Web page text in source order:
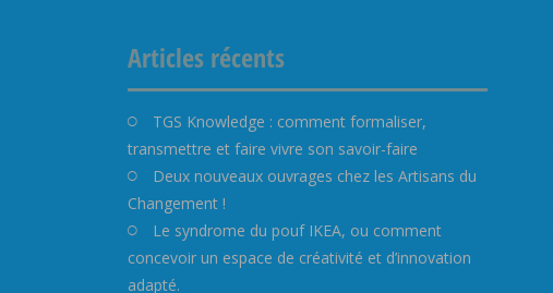
Articles récents
TGS Knowledge : comment formaliser,
transmettre et faire vivre son savoir-faire
Deux nouveaux ouvrages chez les Artisans du
Changement !
Le syndrome du pouf IKEA, ou comment
concevoir un espace de créativité et d’innovation
adapté.